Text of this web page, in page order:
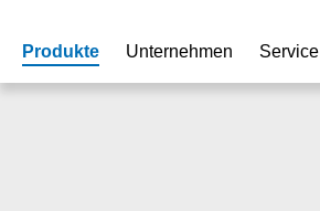
Produkte Unternehmen Service